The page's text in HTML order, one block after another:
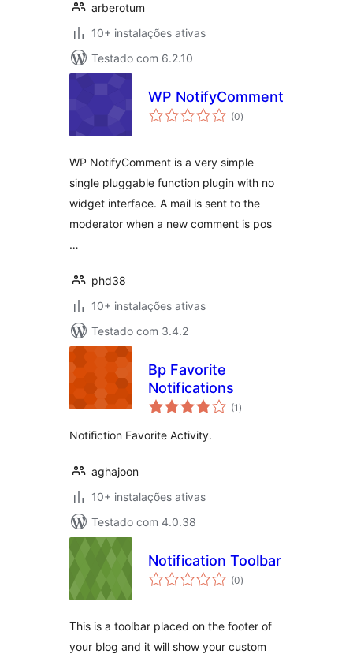
arberotum
10+ instalações ativas
Testado com 6.2.10
WP NotifyComment
(0avaliações
totais
)
WP NotifyComment is a very simple
single pluggable function plugin with no
widget interface. A mail is sent to the
moderator when a new comment is pos
…
phd38
10+ instalações ativas
Testado com 3.4.2
Bp Favorite
Notifications
(1 avaliações
totais
)
Notifiction Favorite Activity.
aghajoon
10+ instalações ativas
Testado com 4.0.38
Notification Toolbar
(0avaliações
totais
)
This is a toolbar placed on the footer of
your blog and it will show your custom